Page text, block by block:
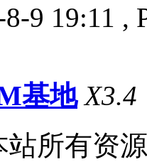
9 19:11 ,
基地 X3.4
所有资